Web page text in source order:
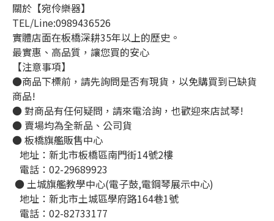
關於【宛伶樂器】
TEL/Line:0989436526
實體店面在板橋深耕35年以上的歷史。
最實惠、高品質，讓您買的安心
【注意事項】
●商品下標前，請先詢問是否有現貨，以免購買到已缺貨
商品!
● 對商品有任何疑問，請來電洽詢，也歡迎來店試琴!
● 賣場均為全新品、公司貨
● 板橋旗艦販售中心
   地址：新北市板橋區南門街14號2樓
   電話：02-29689923
● 土城旗艦教學中心(電子鼓,電鋼琴展示中心)
   地址：新北市土城區學府路164巷1號
   電話：02-82733177